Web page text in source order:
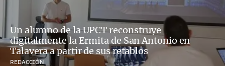
Un alumno de la UPCT reconstruye
digitalmente la Ermita de San Antonio en
Talavera a partir de sus retablos
REDACCIÓN